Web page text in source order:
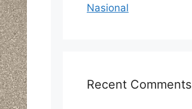
Nasional
Recent Comments